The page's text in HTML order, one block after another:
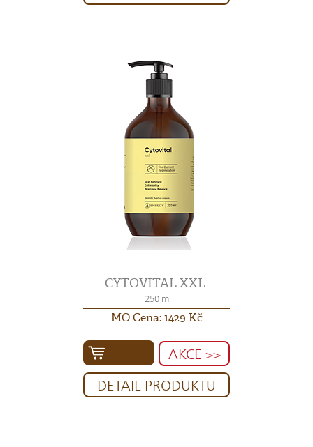
CYTOVITAL XXL
250 ml
MO Cena: 1429 Kč
AKCE >>
DETAIL PRODUKTU